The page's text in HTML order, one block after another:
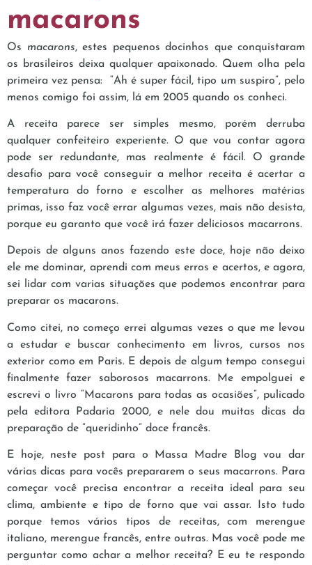
macarons
Os macarons, estes pequenos docinhos que conquistaram
os brasileiros deixa qualquer apaixonado. Quem olha pela
primeira vez pensa: “Ah é super fácil, tipo um suspiro”, pelo
menos comigo foi assim, lá em 2005 quando os conheci.
A receita parece ser simples mesmo, porém derruba
qualquer confeiteiro experiente. O que vou contar agora
pode ser redundante, mas realmente é fácil. O grande
desafio para você conseguir a melhor receita é acertar a
temperatura do forno e escolher as melhores matérias
primas, isso faz você errar algumas vezes, mais não desista,
porque eu garanto que você irá fazer deliciosos macarrons.
Depois de alguns anos fazendo este doce, hoje não deixo
ele me dominar, aprendi com meus erros e acertos, e agora,
sei lidar com varias situações que podemos encontrar para
preparar os macarons.
Como citei, no começo errei algumas vezes o que me levou
a estudar e buscar conhecimento em livros, cursos nos
exterior como em Paris. E depois de algum tempo consegui
finalmente fazer saborosos macarrons. Me empolguei e
escrevi o livro “Macarons para todas as ocasiões”, pulicado
pela editora Padaria 2000, e nele dou muitas dicas da
preparação de ”queridinho” doce francês.
E hoje, neste post para o Massa Madre Blog vou dar
várias dicas para vocês prepararem o seus macarrons. Para
começar você precisa encontrar a receita ideal para seu
clima, ambiente e tipo de forno que vai assar. Isto tudo
porque temos vários tipos de receitas, com merengue
italiano, merengue francês, entre outras. Mas você pode me
perguntar como achar a melhor receita? E eu te respondo